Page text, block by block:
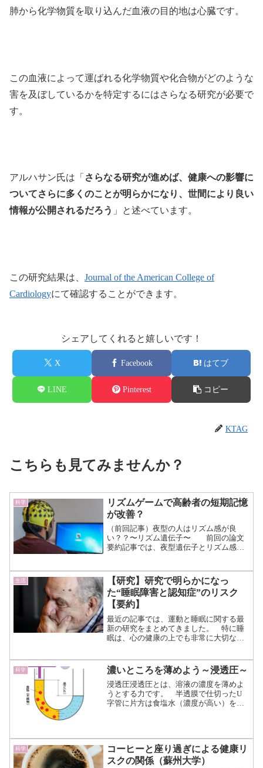
肺から化学物質を取り込んだ血液の目的地は心臓です。
この血液によって運ばれる化学物質や化合物がどのような
害を及ぼしているかを特定するにはさらなる研究が必要で
す。
アルハサン氏は「 さらなる研究が進めば、健康への影響に
ついてさらに多くのことが明らかになり、世間により良い
情報が公開されるだろう 」と述べています。
この研究結果は、 Journal of the American College of
Cardiologyにて確認することができます。
シェアしてくれると嬉しいです！
X Facebook はてブ
LINE Pinterest コピー
KTAG
こちらも見てみませんか？
科学
リズムゲームで高齢者の短期記憶
が改善？
（前回記事）夜型の人はリズム感が良
い？？〜リズム遺伝子〜 前回の論文
要約記事では、夜型遺伝子とリズム感の
リズム感が高い人は脳の処理速度も身体
的な優位性を持つ可能性があ...（続きを
読む）
生活
【研究】研究で明らかになっ
た“睡眠障害と認知症”のリスク
【要約】
最近の記事では、運動と睡眠に関する最
新の研究をまとめてきました。 特に睡
眠は、心の健康の上でも非常に大切な役
ことが示唆されています。 今回もそん
な睡眠と健康についての記...（続きを読
む）
科学 濃いところを薄めよう～浸透圧～
浸透圧浸透圧とは、溶液の濃度を薄めよ
うとする力です。 半透膜で仕切ったU
字管に片方は食塩水（濃度が高い）を、
がり、純粋な水側とで水面...（続きを読
む）
科学
コーヒーと座り過ぎによる健康リ
スクの関係（蘇州大学）